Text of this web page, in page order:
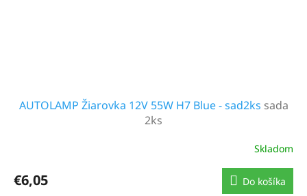
AUTOLAMP Žiarovka 12V 55W H7 Blue - sad2ks sada
2ks
produktu
je
Skladom
€6,05 Do košíka